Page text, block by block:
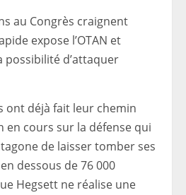
au Congrès craignent
expose l’OTAN et
possibilité d’attaquer
ont déjà fait leur chemin
en cours sur la défense qui
de laisser tomber ses
dessous de 76 000
Hegsett ne réalise une